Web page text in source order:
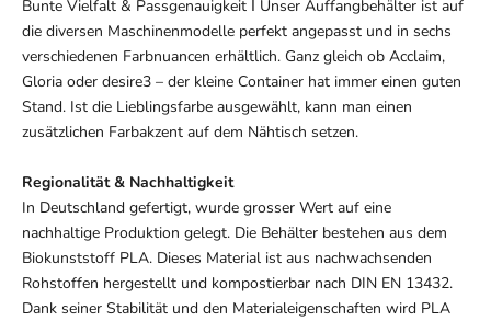
Bunte Vielfalt & Passgenauigkeit І Unser Auffangbehälter ist auf
die diversen Maschinenmodelle perfekt angepasst und in sechs
verschiedenen Farbnuancen erhältlich. Ganz gleich ob Acclaim,
Gloria oder desire3 – der kleine Container hat immer einen guten
Stand. Ist die Lieblingsfarbe ausgewählt, kann man einen
zusätzlichen Farbakzent auf dem Nähtisch setzen.
Regionalität & Nachhaltigkeit
In Deutschland gefertigt, wurde grosser Wert auf eine
nachhaltige Produktion gelegt. Die Behälter bestehen aus dem
Biokunststoff PLA. Dieses Material ist aus nachwachsenden
Rohstoffen hergestellt und kompostierbar nach DIN EN 13432.
Dank seiner Stabilität und den Materialeigenschaften wird PLA